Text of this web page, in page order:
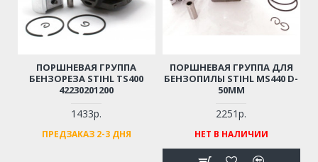
ПОРШНЕВАЯ ГРУППА
БЕНЗОРЕЗА STIHL TS400
42230201200
1433р.
ПРЕДЗАКАЗ 2-3 ДНЯ
ПОРШНЕВАЯ ГРУППА ДЛЯ
БЕНЗОПИЛЫ STIHL MS440 D-
50ММ
2251р.
НЕТ В НАЛИЧИИ